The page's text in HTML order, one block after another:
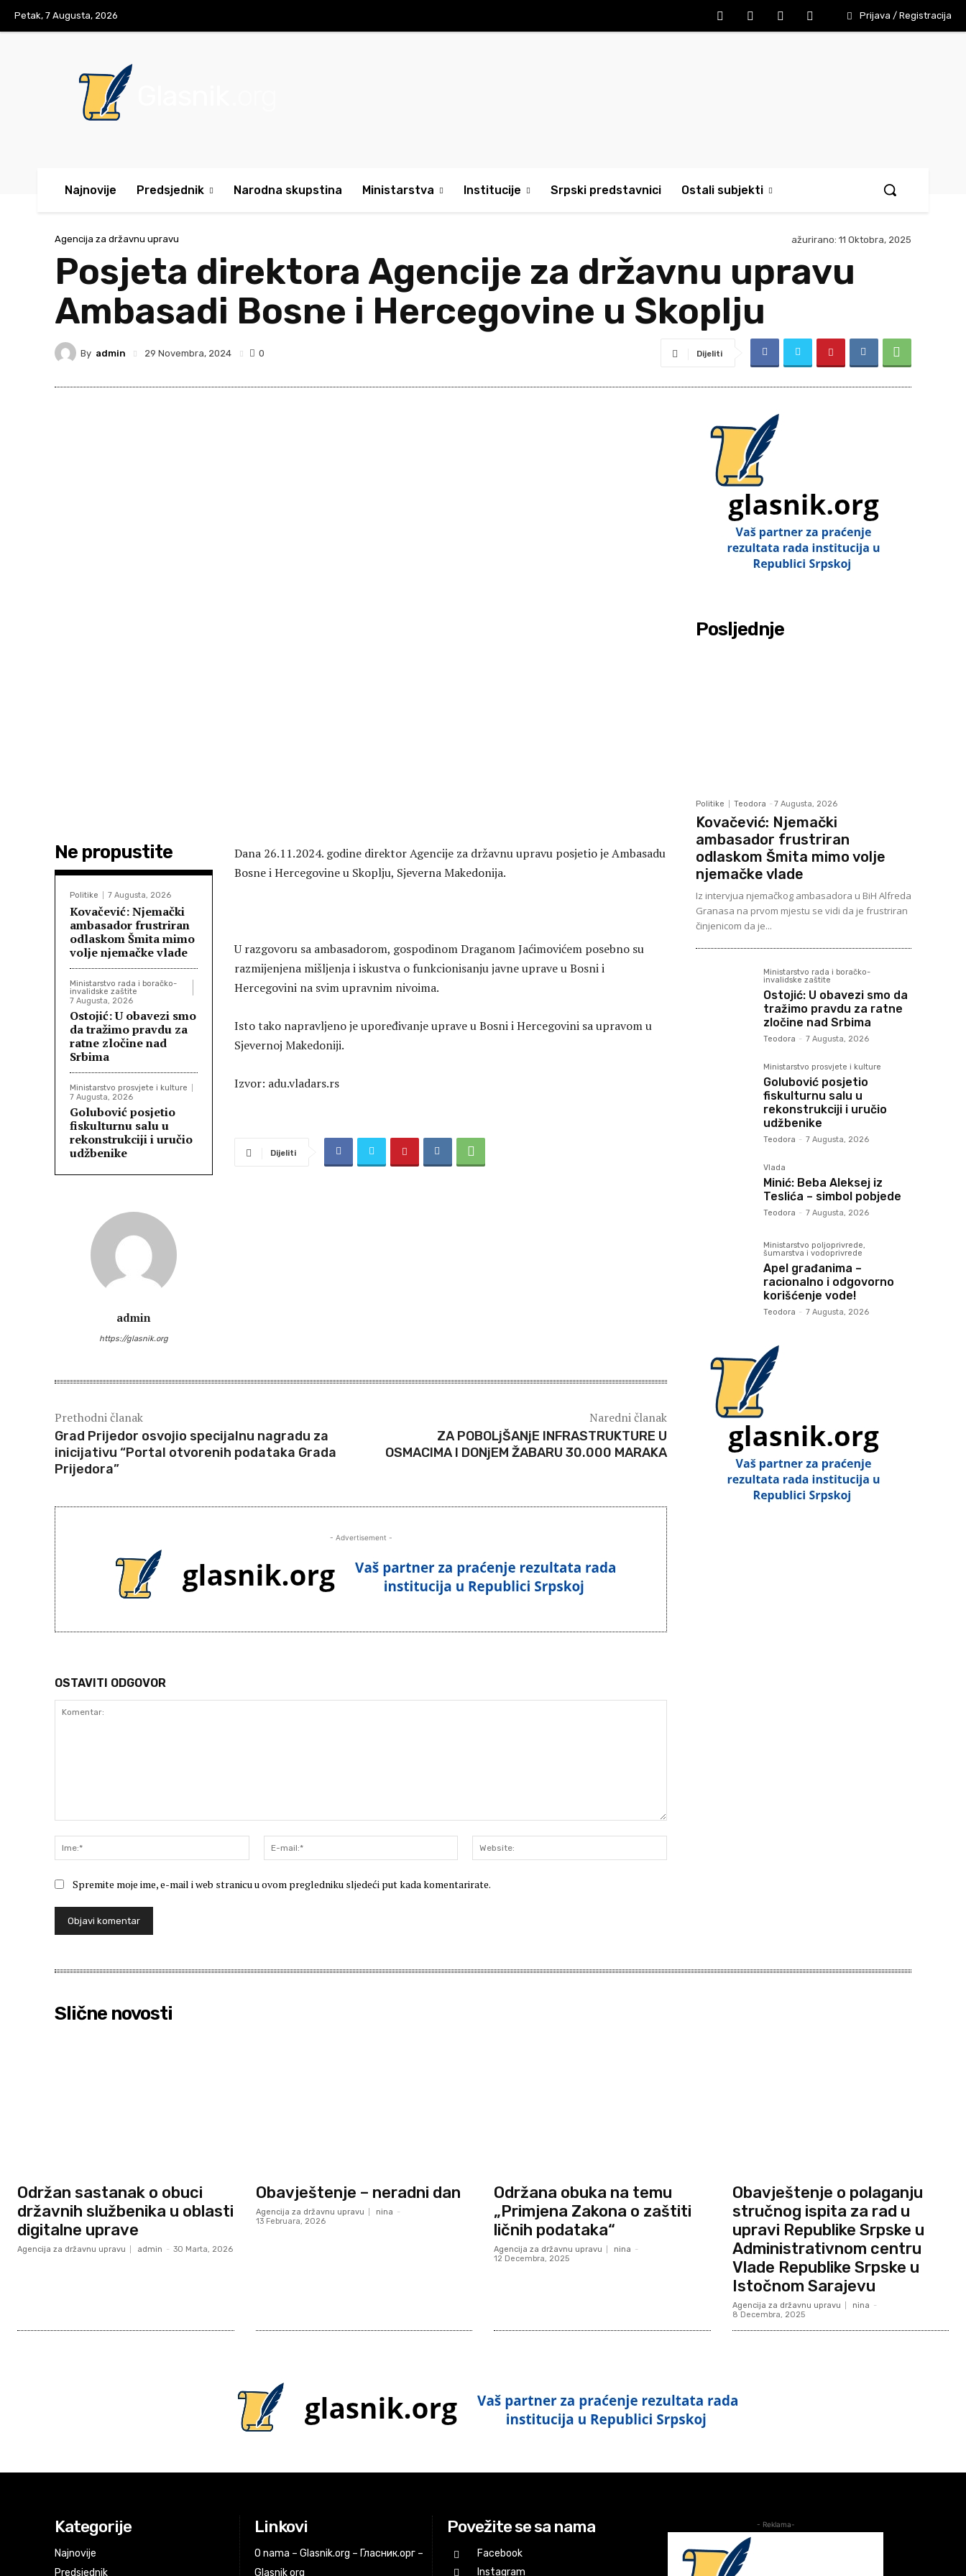
Petak, 7 Augusta, 2026 Prijava / Registracija
Najnovije Predsjednik Narodna skupstina Ministarstva Institucije Srpski predstavnici Ostali subjekti
Agencija za državnu upravu ažurirano: 11 Oktobra, 2025
Posjeta direktora Agencije za državnu upravu
Ambasadi Bosne i Hercegovine u Skoplju
By admin 29 Novembra, 2024 0 Dijeliti
Ne propustite
Politike 7 Augusta, 2026
Kovačević: Njemački
ambasador frustriran
odlaskom Šmita mimo
volje njemačke vlade
Ministarstvo rada i boračko-
invalidske zaštite
7 Augusta, 2026
Ostojić: U obavezi smo
da tražimo pravdu za
ratne zločine nad
Srbima
Ministarstvo prosvjete i kulture
7 Augusta, 2026
Golubović posjetio
fiskulturnu salu u
rekonstrukciji i uručio
udžbenike
admin
https://glasnik.org
Dana 26.11.2024. godine direktor Agencije za državnu upravu posjetio je Ambasadu
Bosne i Hercegovine u Skoplju, Sjeverna Makedonija.
U razgovoru sa ambasadorom, gospodinom Draganom Jaćimovićem posebno su
razmijenjena mišljenja i iskustva o funkcionisanju javne uprave u Bosni i
Hercegovini na svim upravnim nivoima.
Isto tako napravljeno je upoređivanje uprave u Bosni i Hercegovini sa upravom u
Sjevernoj Makedoniji.
Izvor: adu.vladars.rs
Dijeliti
Prethodni članak
Grad Prijedor osvojio specijalnu nagradu za
inicijativu “Portal otvorenih podataka Grada
Prijedora”
Naredni članak
ZA POBOLjŠANjE INFRASTRUKTURE U
OSMACIMA I DONjEM ŽABARU 30.000 MARAKA
- Advertisement -
OSTAVITI ODGOVOR
Ime:*
mail:*
Spremite moje ime, e-mail i web stranicu u ovom pregledniku sljedeći put kada komentarirate.
Posljednje
Politike Teodora - 7 Augusta, 2026
Kovačević: Njemački
ambasador frustriran
odlaskom Šmita mimo volje
njemačke vlade
Iz intervjua njemačkog ambasadora u BiH Alfreda
Granasa na prvom mjestu se vidi da je frustriran
činjenicom da je...
Ministarstvo rada i boračko-
invalidske zaštite
Ostojić: U obavezi smo da
tražimo pravdu za ratne
zločine nad Srbima
Teodora - 7 Augusta, 2026
Ministarstvo prosvjete i kulture
Golubović posjetio
fiskulturnu salu u
rekonstrukciji i uručio
udžbenike
Teodora - 7 Augusta, 2026
Vlada
Minić: Beba Aleksej iz
Teslića – simbol pobjede
Teodora - 7 Augusta, 2026
Ministarstvo poljoprivrede,
šumarstva i vodoprivrede
Apel građanima –
racionalno i odgovorno
korišćenje vode!
Teodora - 7 Augusta, 2026
Slične novosti
Održan sastanak o obuci
državnih službenika u oblasti
digitalne uprave
Agencija za državnu upravu admin - 30 Marta, 2026
Obavještenje – neradni dan
Agencija za državnu upravu nina -
13 Februara, 2026
Održana obuka na temu
„Primjena Zakona o zaštiti
ličnih podataka“
Agencija za državnu upravu nina -
12 Decembra, 2025
Obavještenje o polaganju
stručnog ispita za rad u
upravi Republike Srpske u
Administrativnom centru
Vlade Republike Srpske u
Istočnom Sarajevu
Agencija za državnu upravu nina -
8 Decembra, 2025
Kategorije
Najnovije
Predsjednik
Linkovi
O nama – Glasnik.org – Гласник.орг –
Glasnik org
Povežite se sa nama
Facebook
Instagram
- Reklama-